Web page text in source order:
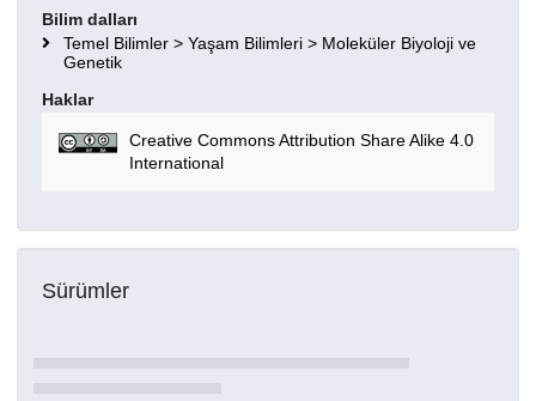
Bilim dalları
Temel Bilimler > Yaşam Bilimleri > Moleküler Biyoloji ve
Genetik
Haklar
Creative Commons Attribution Share Alike 4.0
International
Sürümler